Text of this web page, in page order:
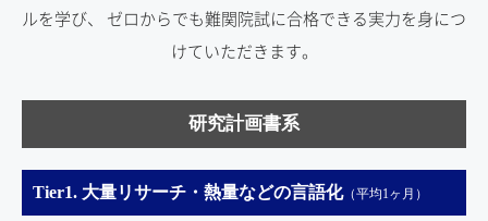
ルを学び、
ゼロからでも難関院試に合格できる実力を身につ
けていただきます。
研究計画書系
Tier1. 大量リサーチ・熱量などの言語化（平均1ヶ月）